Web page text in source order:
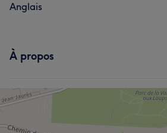
Anglais
À propos